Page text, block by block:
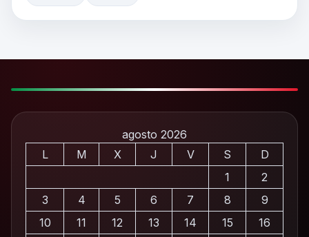
agosto 2026
L
M X J V S
D
1
2
3
4 5 6 7 8
9
10
11 12 13 14 15
16